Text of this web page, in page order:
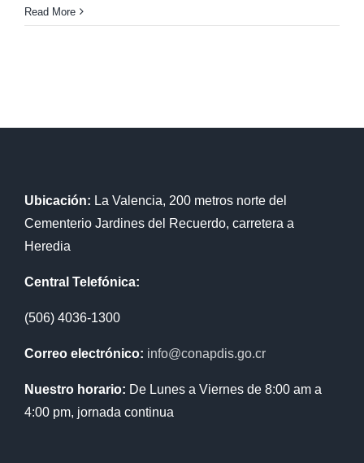
Read More
Ubicación: La Valencia, 200 metros norte del
Cementerio Jardines del Recuerdo, carretera a
Heredia
Central Telefónica:
(506) 4036-1300
Correo electrónico: info@conapdis.go.cr
Nuestro horario: De Lunes a Viernes de 8:00 am a
4:00 pm, jornada continua